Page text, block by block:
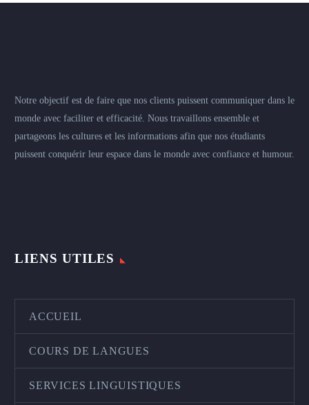
Notre objectif est de faire que nos clients puissent communiquer dans le
monde avec faciliter et efficacité. Nous travaillons ensemble et
partageons les cultures et les informations afin que nos étudiants
puissent conquérir leur espace dans le monde avec confiance et humour.
LIENS UTILES
ACCUEIL
COURS DE LANGUES
SERVICES LINGUISTIQUES